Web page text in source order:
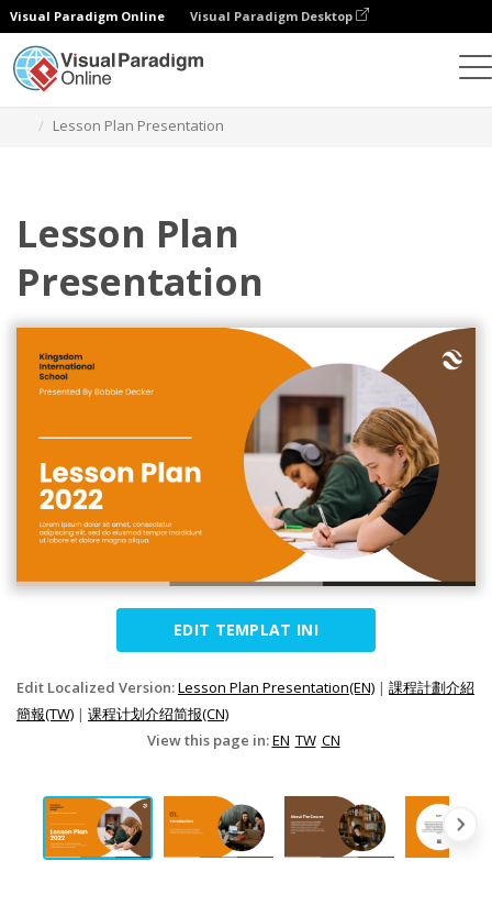
Visual Paradigm Online Visual Paradigm Desktop
Lesson Plan Presentation
Lesson Plan
Presentation
EDIT TEMPLAT INI
Edit Localized Version:Lesson Plan Presentation(EN) | 課程計劃介紹
簡報(TW) | 课程计划介绍简报(CN)
View this page in:EN TW CN